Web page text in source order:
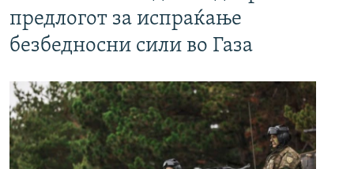
предлогот за испраќање
безбедносни сили во Газа